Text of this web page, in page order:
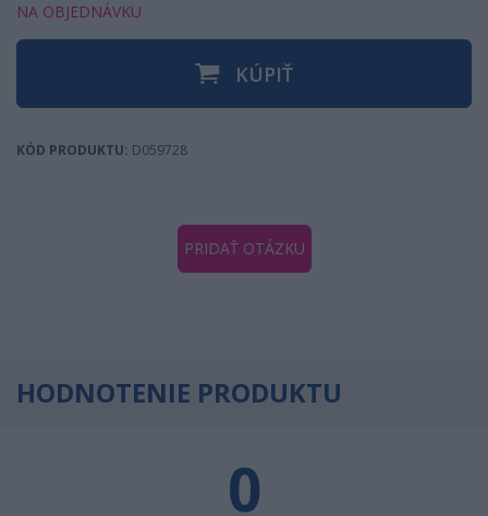
NA OBJEDNÁVKU
KÚPIŤ
KÓD PRODUKTU: D059728
PRIDAŤ OTÁZKU
HODNOTENIE PRODUKTU
0